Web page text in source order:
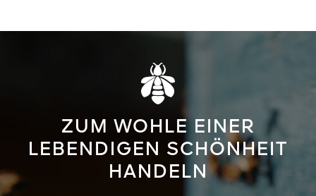
ZUM WOHLE EINER
LEBENDIGEN SCHÖNHEIT
HANDELN